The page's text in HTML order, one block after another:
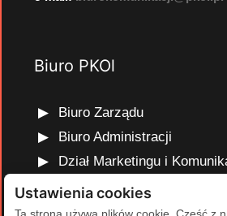
Biuro PKOl
Biuro Zarządu
Biuro Administracji
Dział Marketingu i
Dział Edukacji Olimpijskiej
Dział Finansów i Kadr
Ustawienia cookies